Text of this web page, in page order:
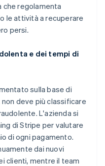
regolamenta
le attività a recuperare
persi.
e dei tempi di
sulla base di
deve più classificare
L'azienda si
di Stripe per valutare
di ogni pagamento.
dai nuovi
clienti, mentre il team